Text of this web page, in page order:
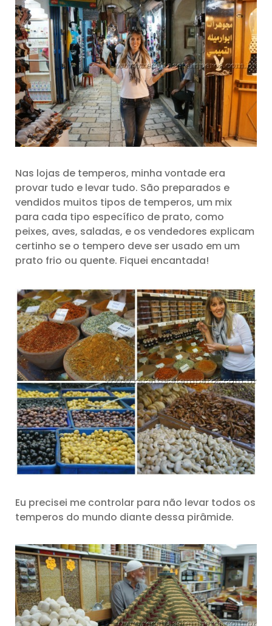
Nas lojas de temperos, minha vontade era
provar tudo e levar tudo. São preparados e
vendidos muitos tipos de temperos, um mix
para cada tipo específico de prato, como
peixes, aves, saladas, e os vendedores explicam
certinho se o tempero deve ser usado em um
prato frio ou quente. Fiquei encantada!
Eu precisei me controlar para não levar todos os
temperos do mundo diante dessa pirâmide.